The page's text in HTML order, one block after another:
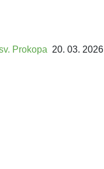
Prokopa 20. 03. 2026